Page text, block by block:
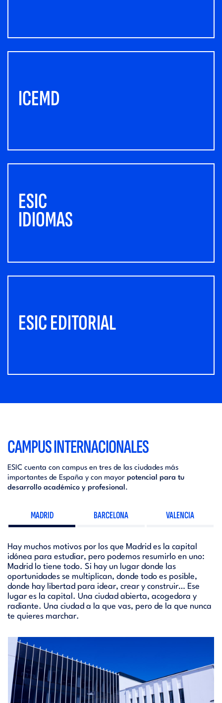
ICEMD
ESIC
IDIOMAS
ESIC EDITORIAL
CAMPUS INTERNACIONALES
ESIC cuenta con campus en tres de las ciudades más
importantes de España y con mayor potencial para tu
desarrollo académico y profesional .
MADRID BARCELONA VALENCIA
Hay muchos motivos por los que Madrid es la capital
idónea para estudiar, pero podemos resumirlo en uno:
Madrid lo tiene todo. Si hay un lugar donde las
oportunidades se multiplican, donde todo es posible,
donde hay libertad para idear, crear y construir… Ese
lugar es la capital. Una ciudad abierta, acogedora y
radiante. Una ciudad a la que vas, pero de la que nunca
te quieres marchar.